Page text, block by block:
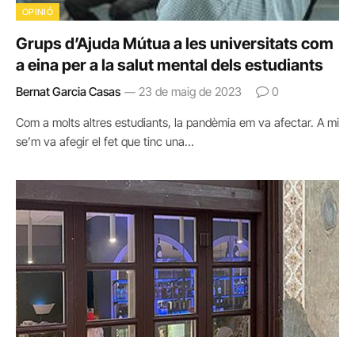
OPINIÓ
Grups d’Ajuda Mútua a les universitats com
a eina per a la salut mental dels estudiants
Bernat Garcia Casas 23 de maig de 2023 0
Com a molts altres estudiants, la pandèmia em va afectar. A mi
se’m va afegir el fet que tinc una…